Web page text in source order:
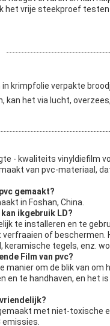
het vrije steekproef
krimpfolie verpakte
kan het via lucht,
- kwaliteits vinyldiefilm
van pvc-materiaal,
gemaakt?
in Foshan, China.
ikgebruik LD?
te installeren en te
of beschermen.
keramische tegels, enz.
Film van pvc?
manier om de blik van
en te handhaven, en het
met niet-toxische
emissies.